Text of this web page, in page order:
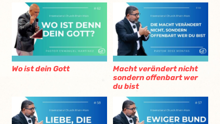
Wo ist dein Gott
Macht verändert nicht
sondern offenbart wer
du bist